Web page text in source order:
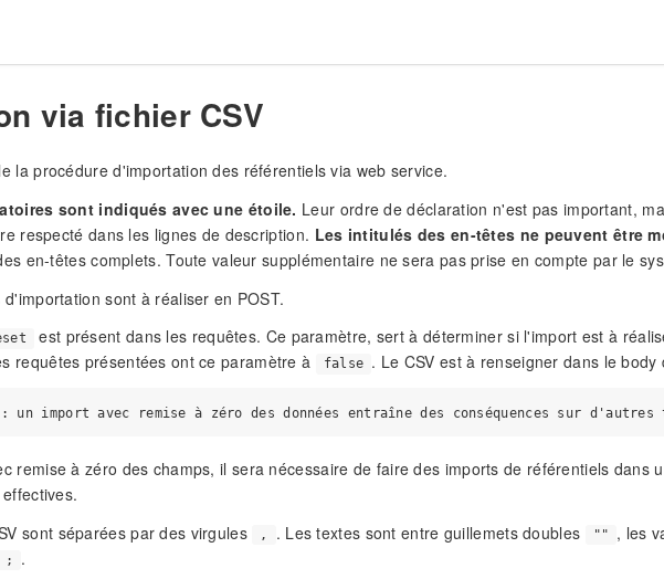
via fichier CSV
la procédure d'importation des référentiels via web service.
sont indiqués avec une étoile. Leur ordre de déclaration n'est pas important,
respecté dans les lignes de description. Les intitulés des en-têtes ne peuvent être
en-têtes complets. Toute valeur supplémentaire ne sera pas prise en compte par le
sont à réaliser en POST.
est présent dans les requêtes. Ce paramètre, sert à déterminer si l'import est à
requêtes présentées ont ce paramètre à
false . Le CSV est à renseigner dans le body
remise à zéro des champs, il sera nécessaire de faire des imports de référentiels dans
sont séparées par des virgules
, . Les textes sont entre guillemets doubles ""
, les
;
.